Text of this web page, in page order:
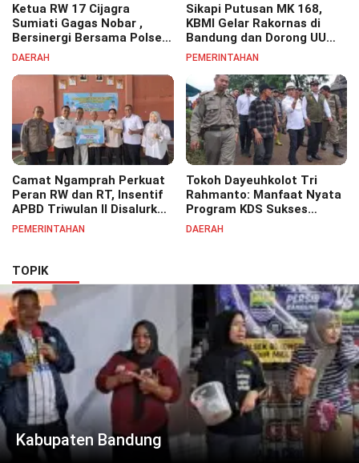
Ketua RW 17 Cijagra
Sumiati Gagas Nobar ,
Bersinergi Bersama Polsek
Bojongsoang Semarakkan
DAERAH
Sikapi Putusan MK 168,
KBMI Gelar Rakornas di
Bandung dan Dorong UU
Perlindungan Pekerja
PEMERINTAHAN
Camat Ngamprah Perkuat
Peran RW dan RT, Insentif
APBD Triwulan II Disalurkan
untuk Tingkatkan
PEMERINTAHAN
Tokoh Dayeuhkolot Tri
Rahmanto: Manfaat Nyata
Program KDS Sukses
Dirasakan Seluruh Lapisan
DAERAH
TOPIK
Kabupaten Bandung